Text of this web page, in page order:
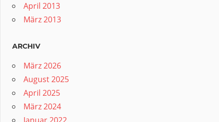
April 2013
März 2013
ARCHIV
März 2026
August 2025
April 2025
März 2024